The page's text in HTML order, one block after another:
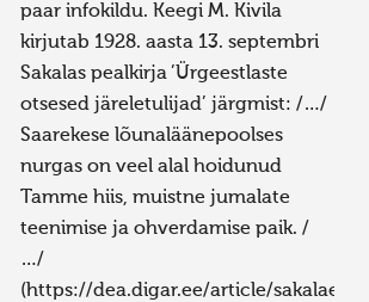
paar infokildu. Keegi M. Kivila
kirjutab 1928. aasta 13. septembri
Sakalas pealkirja ’Ürgeestlaste
otsesed järeletulijad’ järgmist: /…/
Saarekese lõunaläänepoolses
nurgas on veel alal hoidunud
Tamme hiis, muistne jumalate
teenimise ja ohverdamise paik. /
…/
(https://dea.digar.ee/article/sakalaew/